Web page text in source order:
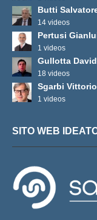
Butti
14 videos
Pertusi
1 videos
Gullotta
18 videos
Sgarbi Vittorio
1 videos
SITO WEB